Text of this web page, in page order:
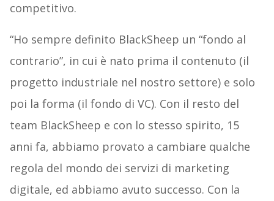
competitivo.
“Ho sempre definito BlackSheep un “fondo al
contrario”, in cui è nato prima il contenuto (il
progetto industriale nel nostro settore) e solo
poi la forma (il fondo di VC). Con il resto del
team BlackSheep e con lo stesso spirito, 15
anni fa, abbiamo provato a cambiare qualche
regola del mondo dei servizi di marketing
digitale, ed abbiamo avuto successo. Con la